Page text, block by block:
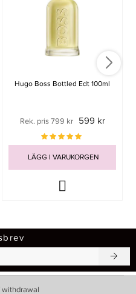
Hugo Boss Bottled Edt 100ml
Rek. pris 799 kr 599 kr
LÄGG I VARUKORGEN
withdrawal